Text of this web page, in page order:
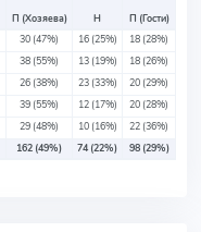
П (Хозяева) Н
П (Гости)
30 (47%) 16 (25%) 18 (28%)
38 (55%) 13 (19%) 18 (26%)
26 (38%) 23 (33%) 20 (29%)
39 (55%) 12 (17%) 20 (28%)
29 (48%) 10 (16%) 22 (36%)
162 (49%) 74 (22%) 98 (29%)